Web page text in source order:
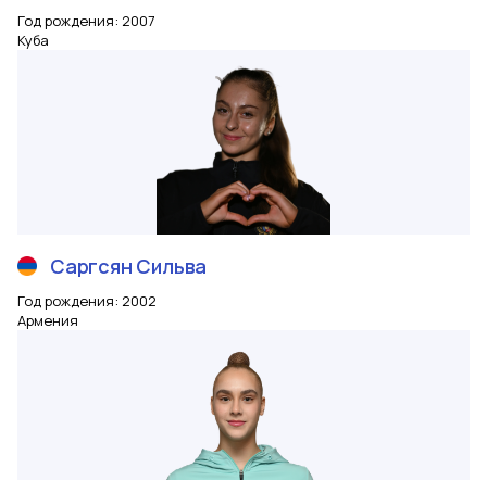
Год рождения: 2007
Куба
Саргсян Сильва
Год рождения: 2002
Армения